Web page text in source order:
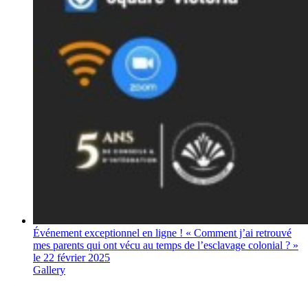
Événement exceptionnel en ligne ! « Comment j’ai retrouvé
mes parents qui ont vécu au temps de l’esclavage colonial ? »
le 22 février 2025
Gallery